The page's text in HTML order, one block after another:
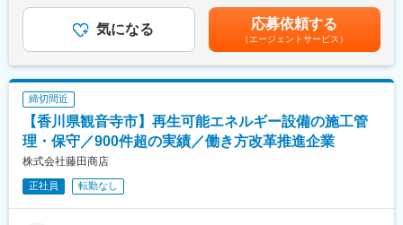
変更の範囲：会社の定める業務
・全社および事業部ごとのマーケティング戦略策定、進捗管理
・Web広告やSNSを活用した認知拡大施策の企画・運用
・店舗開発や新規事業開発における市場調査、事業計画立案
・WebサイトのSEO対策、アクセス解析、改善提案
・各種施策の効果測定およびレポーティング
■扱うサービス
石油、LPガス、電力、再生可能エネルギー、コンビニ、リフォー
下する可能性があります。月給(月額)は固定手当を含めた表記で
す。
気になる 応募依頼する
（エージェントサービス）
締切間近
【香川県観音寺市】再生可能エネルギー設備の施工管
理・保守／900件超の実績／働き方改革推進企業
株式会社藤田商店
正社員 転勤なし